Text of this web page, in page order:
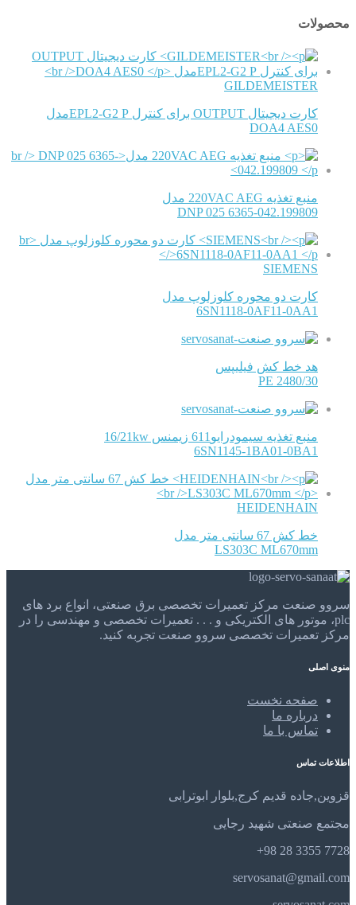
محصولات
GILDEMEISTER
کارت دیجیتال OUTPUT برای کنترل EPL2-G2 Pمدل
DOA4 AES0
منبع تغذیه 220VAC AEG مدل
DNP 025 6365-042.199809
SIEMENS
کارت دو محوره کلوزلوپ مدل
6SN1118-0AF11-0AA1
هد خط کش فیلیپس
PE 2480/30
منبع تغذیه سیمودرایو611 زیمنس 16/21kw
6SN1145-1BA01-0BA1
HEIDENHAIN
خط کش 67 سانتی متر مدل
LS303C ML670mm
سروو صنعت مرکز تعمیرات تخصصی برق صنعتی، انواع برد های
plc، موتور های الکتریکی و . . . تعمیرات تخصصی و مهندسی را در
مرکز تعمیرات تخصصی سروو صنعت تجربه کنید.
منوی اصلی
صفحه نخست
درباره ما
تماس با ما
اطلاعات تماس
قزوین,جاده قدیم کرج,بلوار ابوترابی
مجتمع صنعتی شهید رجایی
7728 3355 28 98+
servosanat@gmail.com